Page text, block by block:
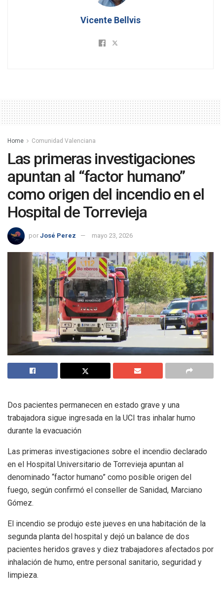
Vicente Bellvis
Home Comunidad Valenciana
Las primeras investigaciones
apuntan al “factor humano”
como origen del incendio en el
Hospital de Torrevieja
por José Perez mayo 23, 2026
Dos pacientes permanecen en estado grave y una
trabajadora sigue ingresada en la UCI tras inhalar humo
durante la evacuación
Las primeras investigaciones sobre el incendio declarado
en el Hospital Universitario de Torrevieja apuntan al
denominado “factor humano” como posible origen del
fuego, según confirmó el conseller de Sanidad, Marciano
Gómez.
El incendio se produjo este jueves en una habitación de la
segunda planta del hospital y dejó un balance de dos
pacientes heridos graves y diez trabajadores afectados por
inhalación de humo, entre personal sanitario, seguridad y
limpieza.